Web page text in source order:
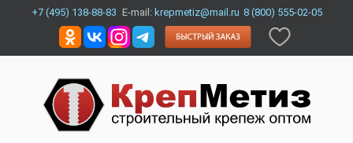
+7 (495) 138-88-83 E-mail: krepmetiz@mail.ru 8 (800) 555-02-05